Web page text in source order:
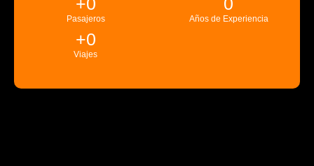
Pasajeros Años de Experiencia
Viajes
+0